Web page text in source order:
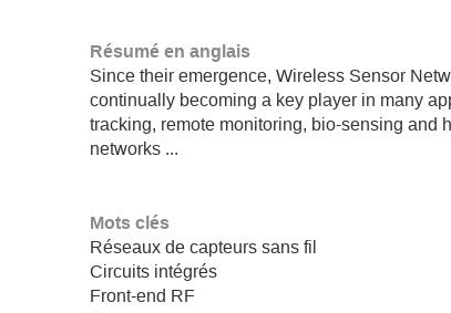
Résumé en anglais
Since their emergence, Wireless Sensor
continually becoming a key player in many
tracking, remote monitoring, bio-sensing and
networks ...
Mots clés
Réseaux de capteurs sans fil
Circuits intégrés
Front-end RF